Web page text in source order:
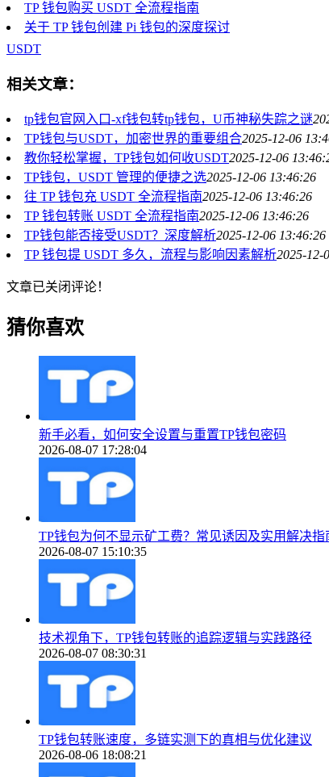
TP 钱包购买 USDT 全流程指南
关于 TP 钱包创建 Pi 钱包的深度探讨
USDT
相关文章：
tp钱包官网入口-xf钱包转tp钱包，U币神秘失踪之谜
TP钱包与USDT，加密世界的重要组合2025-12-06
教你轻松掌握，TP钱包如何收USDT2025-12-06
TP钱包，USDT 管理的便捷之选2025-12-06 13:46:26
往 TP 钱包充 USDT 全流程指南2025-12-06 13:46:26
TP 钱包转账 USDT 全流程指南2025-12-06 13:46:26
TP钱包能否接受USDT？深度解析2025-12-06 13:46:26
TP 钱包提 USDT 多久，流程与影响因素解析2025-12-
文章已关闭评论！
猜你喜欢
新手必看，如何安全设置与重置TP钱包密码
2026-08-07 17:28:04
TP钱包为何不显示矿工费？常见诱因及实用解决指
2026-08-07 15:10:35
技术视角下，TP钱包转账的追踪逻辑与实践路径
2026-08-07 08:30:31
TP钱包转账速度，多链实测下的真相与优化建议
2026-08-06 18:08:21